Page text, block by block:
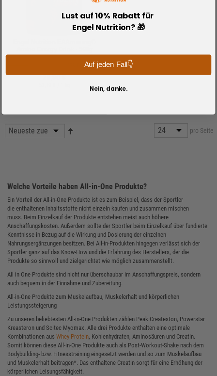
29,90 €
pro Seite
Welche Vorteile haben All-in-One Produkte?
Ein Vorteil der All-in-One Produkte ist es zum Beispiel, dass der Sportler
die enthaltenen Inhaltsstoffe nicht einzeln kaufen und zusammen mischen
muss. Beim Einzelkauf der Produkte entstehen meist auch höhere
Anschaffungskosten. Außerdem sollte der Sportler beim Einzelkauf über fundierte
Kenntnisse in Bezug auf die Wirkung und Dosierung der einzelnen
Nahrungsergänzungen besitzen. Bei All-in-Produkten hingegen verlässt sich der
Sportler ganz auf das Know-How und die Erfahrung des Herstellers, der die
Produkte so sinnvoll und zielgerichtet wie möglich zusammenstellt.
All in One Produkte sind nicht nur überschaubar im Anschaffungspreis, sondern
auch bequem in der Einnahme und Zubereitung.
All-in-One Produkte zum Muskelaufbau, Muskelerhalt und körperlichen
Leistungssteigerung
Zu unseren beliebtesten All-in-One Produkten zählen Peak Createston, Powerstar
Kreasteron und Scitec Myomax. Alle drei Produkte enthalten eine optimale
Kombinationen aus Whey Protein, Kohlenhydraten, Aminosäuren und Creatin.
Somit können diese All-in-One Produkte auch als Post-Workout-Shake nach dem
Bodybuilding- bzw. Fitnesstraining eingesetzt werden und so zum Muskelaufbau
und Muskelerhalt beitragen*. Das enthaltene Creatin sorgt für eine Erhöhung der
körperlichen Leisungsfähigkeit.
Lust auf 10% Rabatt für
Engel Nutrition? 🎁
Auf jeden Fall👇
Nein, danke.